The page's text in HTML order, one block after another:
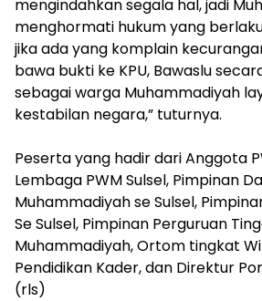
mengindahkan segala hal, jadi
menghormati hukum yang
jika ada yang komplain
bawa bukti ke KPU, Bawaslu
sebagai warga Muhammadiyah
kestabilan negara,” tuturnya.
​Peserta yang hadir dari Anggota
Lembaga PWM Sulsel, Pimpinan
Muhammadiyah se Sulsel,
Se Sulsel, Pimpinan Perguruan
Muhammadiyah, Ortom tingkat
Pendidikan Kader, dan Direktur
(rls)